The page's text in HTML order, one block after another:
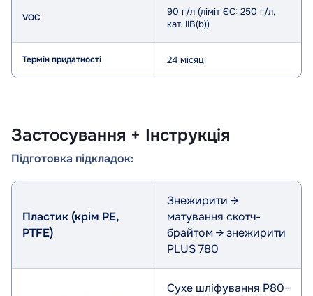
VOC
90 г/л (ліміт ЄС: 250 г/л,
кат. IIB(b))
Термін придатності 24 місяці
Застосування + Інструкція
Підготовка підкладок:
Пластик (крім PE,
PTFE)
Знежирити →
матування скотч-
брайтом → знежирити
PLUS 780
Сухе шліфування P80–